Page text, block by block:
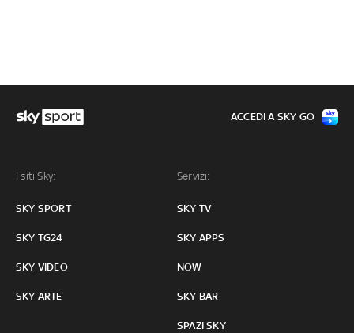
I siti Sky:
SKY SPORT
SKY TG24
SKY VIDEO
SKY ARTE
Servizi:
SKY TV
SKY APPS
NOW
SKY BAR
SPAZI SKY
ACCEDI A SKY GO